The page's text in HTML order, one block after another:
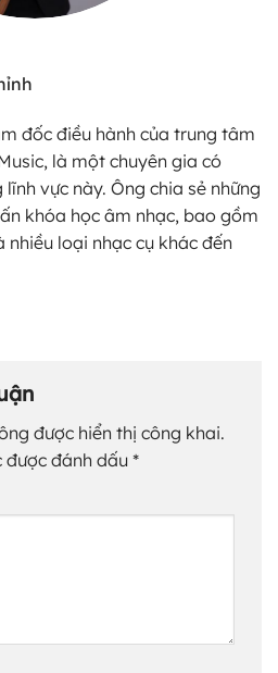
đốc điều hành của trung tâm
là một chuyên gia có
vực này. Ông chia sẻ những
khóa học âm nhạc, bao gồm
loại nhạc cụ khác đến
được hiển thị công khai.
đánh dấu *